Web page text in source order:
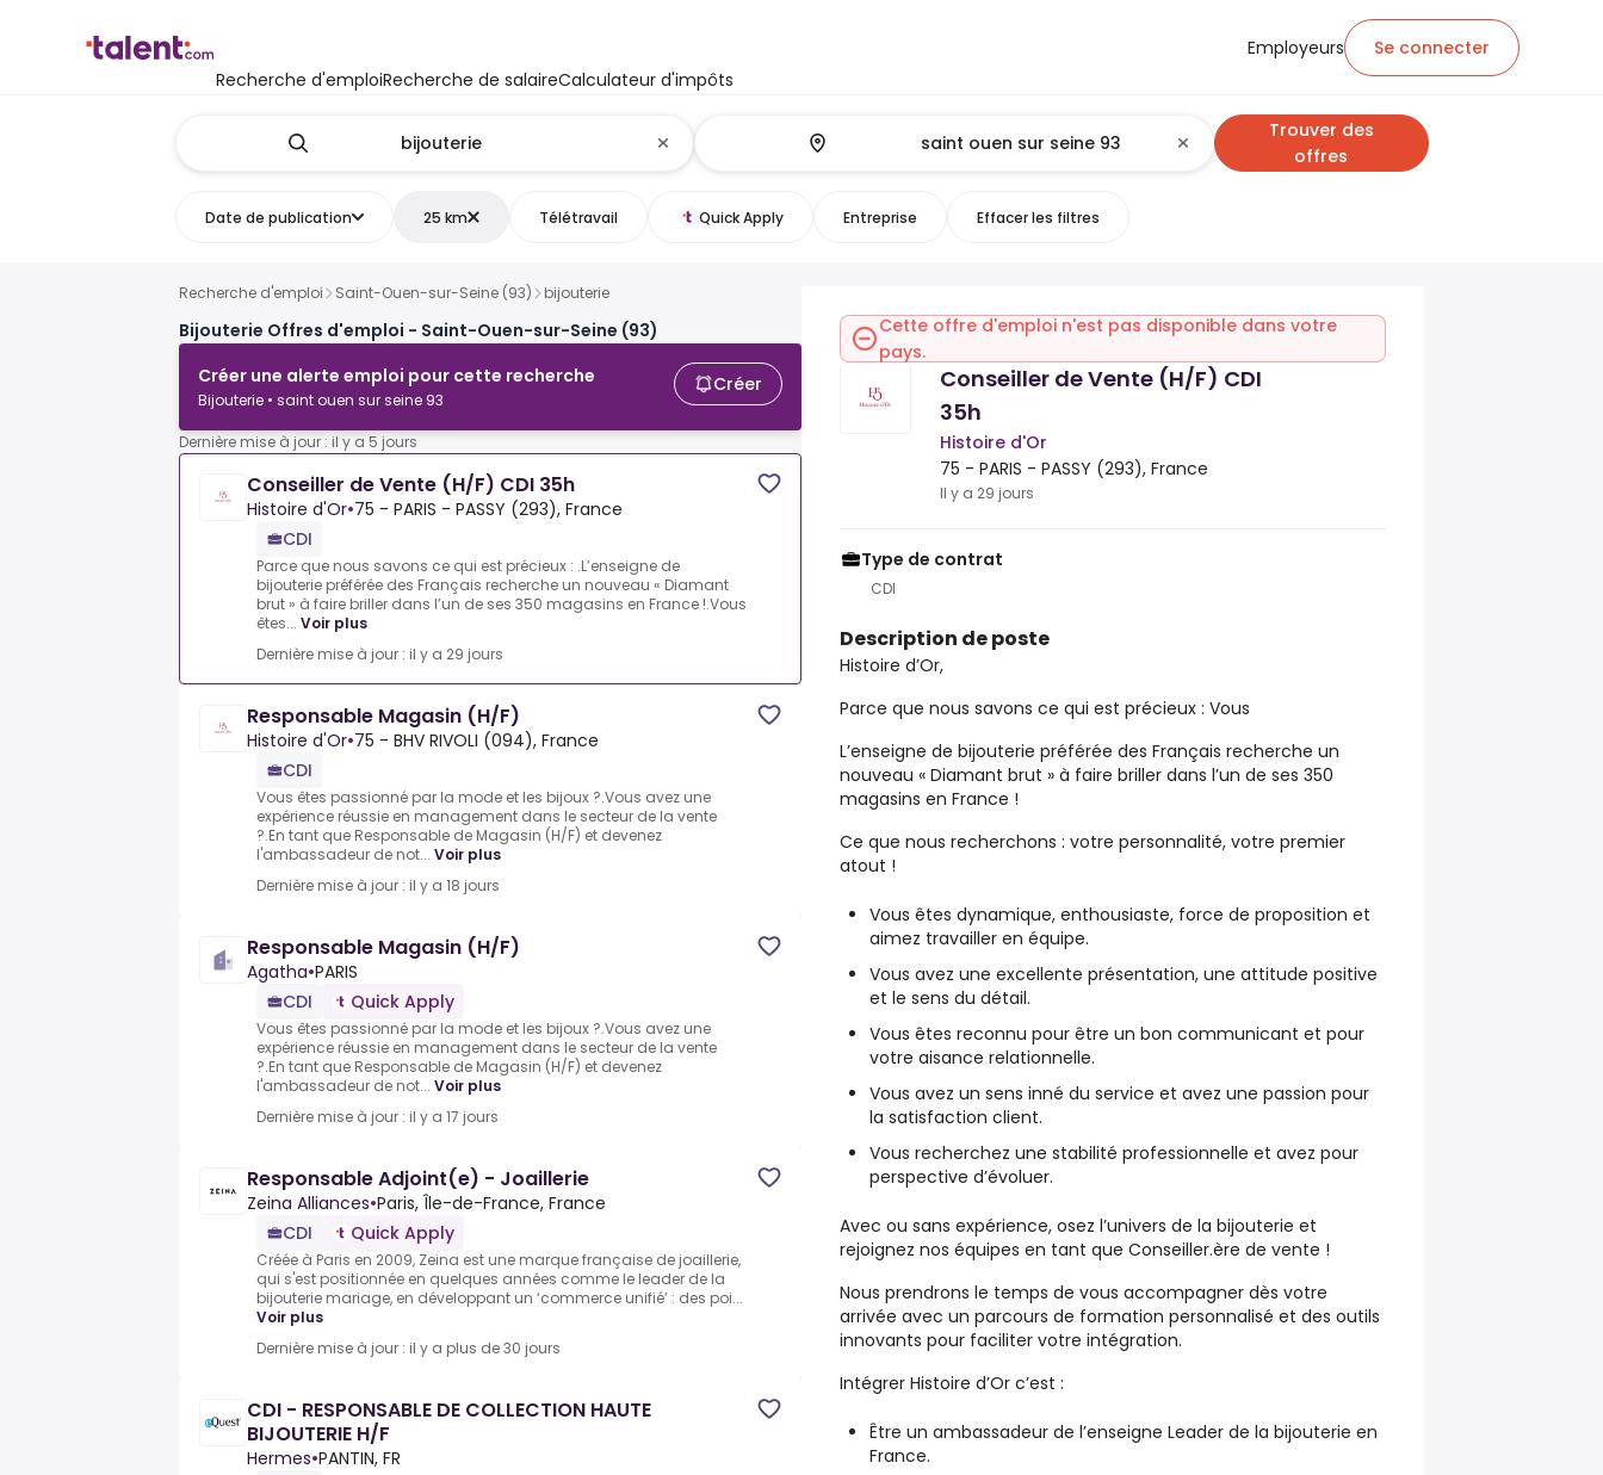
Recherche d'emploiRecherche de salaireCalculateur d'impôts
Employeurs Se connecter
Trouver des
offres
Date de publication 25 km Télétravail Quick Apply Entreprise Effacer les filtres
Recherche d'emploi Saint-Ouen-sur-Seine (93) bijouterie
Bijouterie Offres d'emploi - Saint-Ouen-sur-Seine (93)
Créer une alerte emploi pour cette recherche
Bijouterie • saint ouen sur seine 93
Créer
Dernière mise à jour : il y a 5 jours
Conseiller de Vente (H/F) CDI 35h
Histoire d'Or•75 - PARIS - PASSY (293), France
CDI
Parce que nous savons ce qui est précieux : .L’enseigne de
bijouterie préférée des Français recherche un nouveau « Diamant
brut » à faire briller dans l’un de ses 350 magasins en France !.Vous
êtes... Voir plus
Dernière mise à jour : il y a 29 jours
Responsable Magasin (H/F)
Histoire d'Or•75 - BHV RIVOLI (094), France
CDI
Vous êtes passionné par la mode et les bijoux ?.Vous avez une
expérience réussie en management dans le secteur de la vente
?.En tant que Responsable de Magasin (H/F) et devenez
l'ambassadeur de not... Voir plus
Dernière mise à jour : il y a 18 jours
Responsable Magasin (H/F)
Agatha•PARIS
CDI
Quick Apply
Vous êtes passionné par la mode et les bijoux ?.Vous avez une
expérience réussie en management dans le secteur de la vente
?.En tant que Responsable de Magasin (H/F) et devenez
l'ambassadeur de not... Voir plus
Dernière mise à jour : il y a 17 jours
Responsable Adjoint(e) - Joaillerie
Zeina Alliances•Paris, Île-de-France, France
CDI
Quick Apply
Créée à Paris en 2009, Zeina est une marque française de joaillerie,
qui s'est positionnée en quelques années comme le leader de la
bijouterie mariage, en développant un ‘commerce unifié’ : des poi...
Voir plus
Dernière mise à jour : il y a plus de 30 jours
CDI - RESPONSABLE DE COLLECTION HAUTE
BIJOUTERIE H/F
Hermes•PANTIN, FR
Cette offre d'emploi n'est pas disponible dans votre
pays.
Conseiller de Vente (H/F) CDI
35h
Histoire d'Or
75 - PARIS - PASSY (293), France
Il y a 29 jours
Type de contrat
CDI
Description de poste
Histoire d’Or,
Parce que nous savons ce qui est précieux : Vous
L’enseigne de bijouterie préférée des Français recherche un
nouveau « Diamant brut » à faire briller dans l’un de ses 350
magasins en France !
Ce que nous recherchons : votre personnalité, votre premier
atout !
Vous êtes dynamique, enthousiaste, force de proposition et
aimez travailler en équipe.
Vous avez une excellente présentation, une attitude positive
et le sens du détail.
Vous êtes reconnu pour être un bon communicant et pour
votre aisance relationnelle.
Vous avez un sens inné du service et avez une passion pour
la satisfaction client.
Vous recherchez une stabilité professionnelle et avez pour
perspective d’évoluer.
Avec ou sans expérience, osez l’univers de la bijouterie et
rejoignez nos équipes en tant que Conseiller.ère de vente !
Nous prendrons le temps de vous accompagner dès votre
arrivée avec un parcours de formation personnalisé et des outils
innovants pour faciliter votre intégration.
Intégrer Histoire d’Or c’est :
Être un ambassadeur de l’enseigne Leader de la bijouterie en
France.